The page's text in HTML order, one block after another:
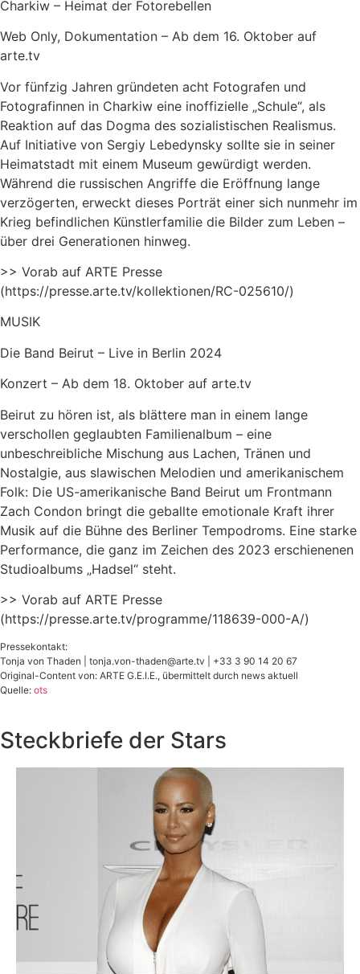
Charkiw – Heimat der Fotorebellen
Web Only, Dokumentation – Ab dem 16. Oktober auf
arte.tv
Vor fünfzig Jahren gründeten acht Fotografen und
Fotografinnen in Charkiw eine inoffizielle „Schule“, als
Reaktion auf das Dogma des sozialistischen Realismus.
Auf Initiative von Sergiy Lebedynsky sollte sie in seiner
Heimatstadt mit einem Museum gewürdigt werden.
Während die russischen Angriffe die Eröffnung lange
verzögerten, erweckt dieses Porträt einer sich nunmehr im
Krieg befindlichen Künstlerfamilie die Bilder zum Leben –
über drei Generationen hinweg.
>> Vorab auf ARTE Presse
(https://presse.arte.tv/kollektionen/RC-025610/)
MUSIK
Die Band Beirut – Live in Berlin 2024
Konzert – Ab dem 18. Oktober auf arte.tv
Beirut zu hören ist, als blättere man in einem lange
verschollen geglaubten Familienalbum – eine
unbeschreibliche Mischung aus Lachen, Tränen und
Nostalgie, aus slawischen Melodien und amerikanischem
Folk: Die US-amerikanische Band Beirut um Frontmann
Zach Condon bringt die geballte emotionale Kraft ihrer
Musik auf die Bühne des Berliner Tempodroms. Eine starke
Performance, die ganz im Zeichen des 2023 erschienenen
Studioalbums „Hadsel“ steht.
>> Vorab auf ARTE Presse
(https://presse.arte.tv/programme/118639-000-A/)
Pressekontakt:
Tonja von Thaden | tonja.von-thaden@arte.tv | +33 3 90 14 20 67
Original-Content von: ARTE G.E.I.E., übermittelt durch news aktuell
Quelle: ots
Steckbriefe der Stars